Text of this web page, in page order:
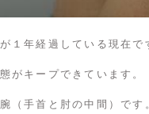
１年経過している現在で
がキープできています。
（手首と肘の中間）です